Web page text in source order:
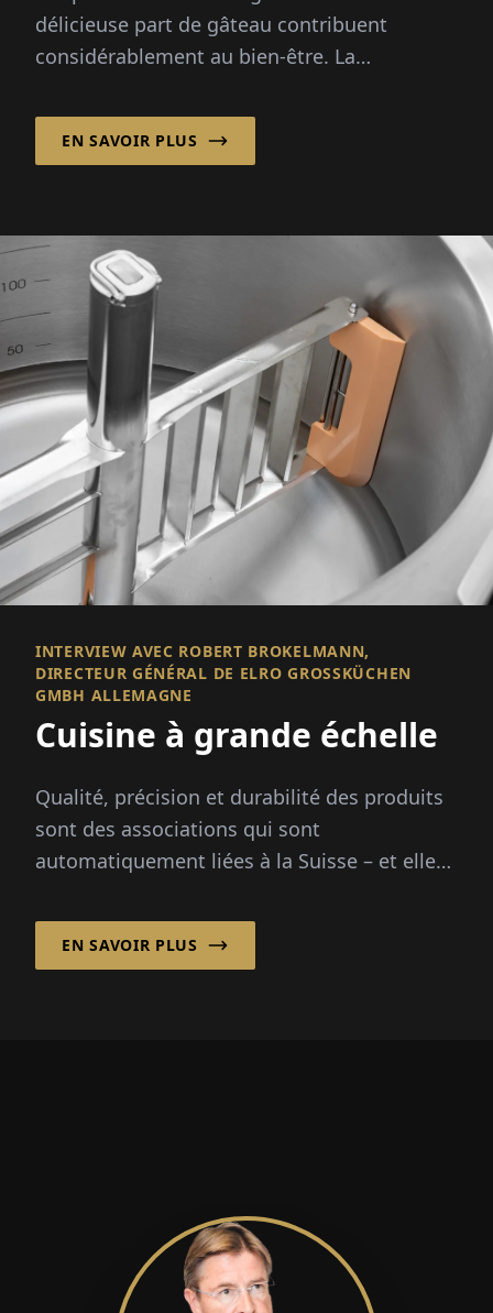
délicieuse part de gâteau contribuent
considérablement au bien-être. La
essentielle. L'entre...
EN SAVOIR PLUS
INTERVIEW AVEC ROBERT BROKELMANN,
DIRECTEUR GÉNÉRAL DE ELRO GROSSKÜCHEN G
MBH ALLEMAGNE
Cuisine à grande échelle
Qualité, précision et durabilité des produits
sont des associations qui sont
automatiquement liées à la Suisse – et elles
EN SAVOIR PLUS